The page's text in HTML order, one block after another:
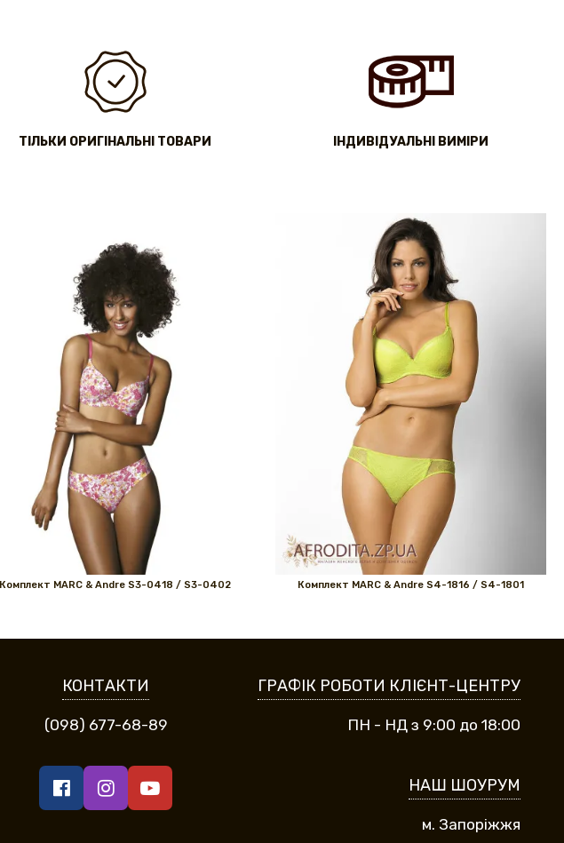
ТІЛЬКИ ОРИГІНАЛЬНІ ТОВАРИ IНДИВІДУАЛЬНІ ВИМІРИ
Комплект MARС & Andre S3-0418 / S3-0402 Комплект MARС & Andre S4-1816 / S4-1801
КОНТАКТИ
(098) 677-68-89
ГРАФІК РОБОТИ КЛІЄНТ-ЦЕНТРУ
ПН - НД з 9:00 до 18:00
НАШ ШОУРУМ
м. Запоріжжя